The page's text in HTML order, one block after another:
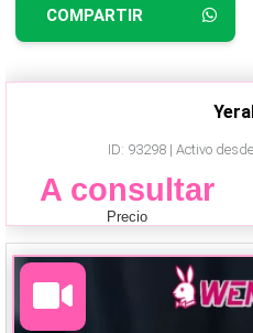
COMPARTIR
ID: 93298 | Activo
A consultar
Precio